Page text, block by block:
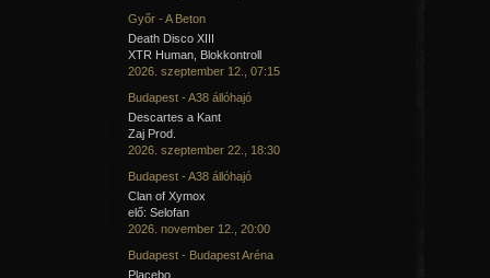
Győr - A Beton
Death Disco XIII
XTR Human, Blokkontroll
2026. szeptember 12., 07:15
Budapest - A38 állóhajó
Descartes a Kant
Zaj Prod.
2026. szeptember 22., 18:30
Budapest - A38 állóhajó
Clan of Xymox
elő: Selofan
2026. november 12., 20:00
Budapest - Budapest Aréna
Placebo